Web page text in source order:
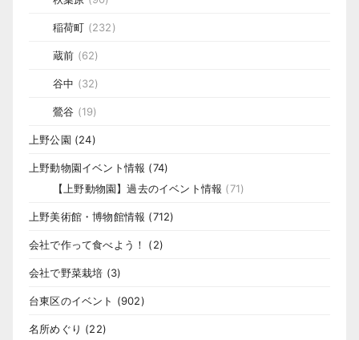
稲荷町 (232)
蔵前 (62)
谷中 (32)
鶯谷 (19)
上野公園 (24)
上野動物園イベント情報 (74)
【上野動物園】過去のイベント情報 (71)
上野美術館・博物館情報 (712)
会社で作って食べよう！ (2)
会社で野菜栽培 (3)
台東区のイベント (902)
名所めぐり (22)